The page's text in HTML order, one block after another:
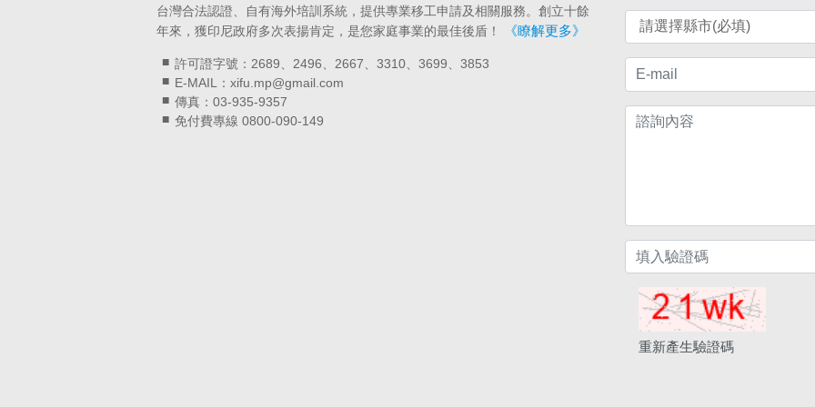
台灣合法認證、自有海外培訓系統，提供專業移工申請及相關服務。創立十餘
年來，獲印尼政府多次表揚肯定，是您家庭事業的最佳後盾！
《瞭解更多》
許可證字號：2689、2496、2667、3310、3699、3853
E-MAIL：xifu.mp@gmail.com
傳真：03-935-9357
免付費專線 0800-090-149
重新產生驗證碼